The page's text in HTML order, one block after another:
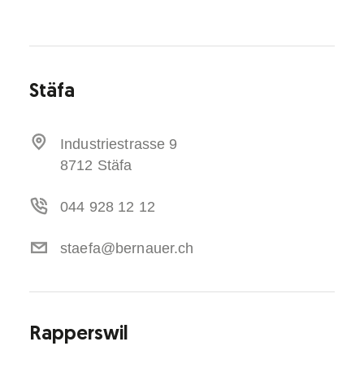
Stäfa
Industriestrasse 9
8712 Stäfa
044 928 12 12
staefa@bernauer.ch
Rapperswil